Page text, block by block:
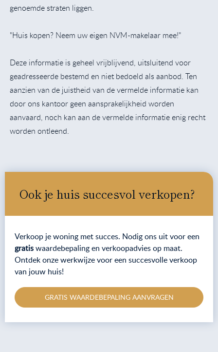
genoemde straten liggen.
"Huis kopen? Neem uw eigen NVM-makelaar mee!"
Deze informatie is geheel vrijblijvend, uitsluitend voor
geadresseerde bestemd en niet bedoeld als aanbod. Ten
aanzien van de juistheid van de vermelde informatie kan
door ons kantoor geen aansprakelijkheid worden
aanvaard, noch kan aan de vermelde informatie enig recht
worden ontleend.
Ook je huis succesvol verkopen?
Verkoop je woning met succes. Nodig ons uit voor een
gratiswaardebepaling en verkoopadvies op maat.
Ontdek onze werkwijze voor een succesvolle verkoop
van jouw huis!
GRATIS WAARDEBEPALING AANVRAGEN